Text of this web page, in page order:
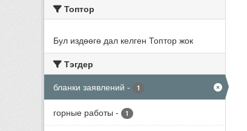
Топтор
Бул издөөгө дал келген Топтор жок
Тэгдер
бланки заявлений - 1
горные работы - 1